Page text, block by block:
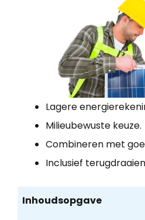
Lagere
Milieubewuste keuze.
Combineren met
Inclusief
Inhoudsopgave